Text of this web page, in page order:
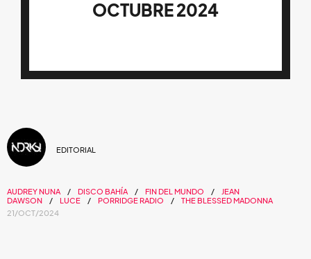
OCTUBRE 2024
EDITORIAL
AUDREY NUNA DISCO BAHÍA FIN DEL MUNDO
JEAN
DAWSON
LUCE PORRIDGE RADIO
THE BLESSED MADONNA
21/OCT/2024